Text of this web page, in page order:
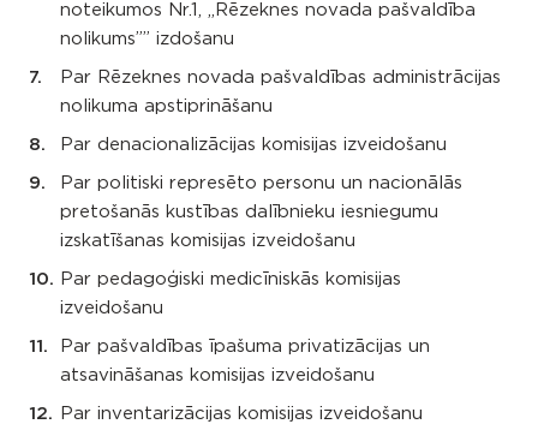
noteikumos Nr.1, „Rēzeknes novada pašvaldība
nolikums”” izdošanu
Par Rēzeknes novada pašvaldības administrācijas
nolikuma apstiprināšanu
Par denacionalizācijas komisijas izveidošanu
Par politiski represēto personu un nacionālās
pretošanās kustības dalībnieku iesniegumu
izskatīšanas komisijas izveidošanu
Par pedagoģiski medicīniskās komisijas
izveidošanu
Par pašvaldības īpašuma privatizācijas un
atsavināšanas komisijas izveidošanu
Par inventarizācijas komisijas izveidošanu